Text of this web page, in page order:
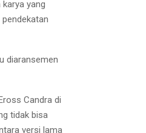
yang
diaransemen
Candra di
tidak bisa
versi lama